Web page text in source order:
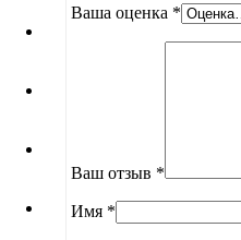
Ваша оценка *
Ваш отзыв *
Имя *